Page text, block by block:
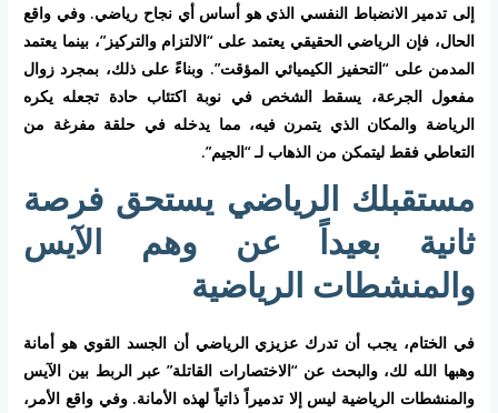
إلى تدمير الانضباط النفسي الذي هو أساس أي نجاح رياضي. وفي واقع
الحال، فإن الرياضي الحقيقي يعتمد على “الالتزام والتركيز”، بينما يعتمد
المدمن على “التحفيز الكيميائي المؤقت”. وبناءً على ذلك، بمجرد زوال
مفعول الجرعة، يسقط الشخص في نوبة اكتئاب حادة تجعله يكره
الرياضة والمكان الذي يتمرن فيه، مما يدخله في حلقة مفرغة من
التعاطي فقط ليتمكن من الذهاب لـ “الجيم”.
مستقبلك الرياضي يستحق فرصة
ثانية بعيداً عن وهم الآيس
والمنشطات الرياضية
في الختام، يجب أن تدرك عزيزي الرياضي أن الجسد القوي هو أمانة
وهبها الله لك، والبحث عن “الاختصارات القاتلة” عبر الربط بين الآيس
والمنشطات الرياضية ليس إلا تدميراً ذاتياً لهذه الأمانة. وفي واقع الأمر،